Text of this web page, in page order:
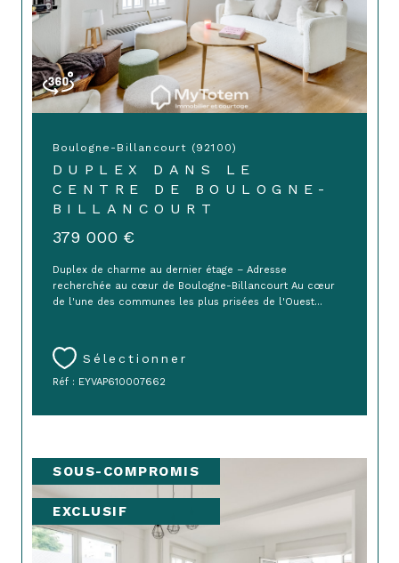
Boulogne-Billancourt (92100)
DUPLEX DANS LE
CENTRE DE BOULOGNE-
BILLANCOURT
379 000 €
Duplex de charme au dernier étage – Adresse
recherchée au cœur de Boulogne-Billancourt Au cœur
de l'une des communes les plus prisées de l'Ouest...
Sélectionner
Réf : EYVAP610007662
SOUS-COMPROMIS
EXCLUSIF